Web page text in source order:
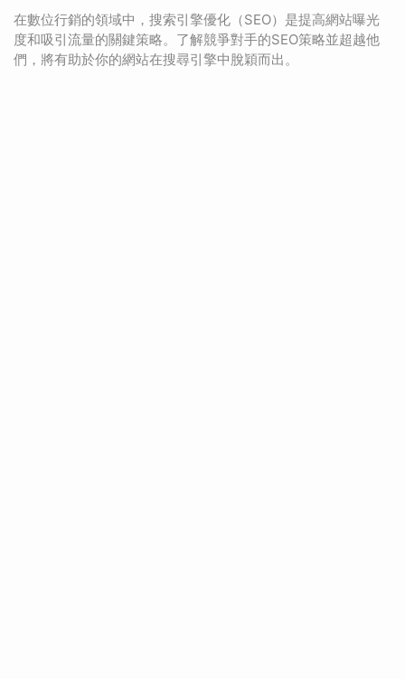
在數位行銷的領域中，搜索引擎優化（SEO）是提高網站曝光
度和吸引流量的關鍵策略。了解競爭對手的SEO策略並超越他
們，將有助於你的網站在搜尋引擎中脫穎而出。